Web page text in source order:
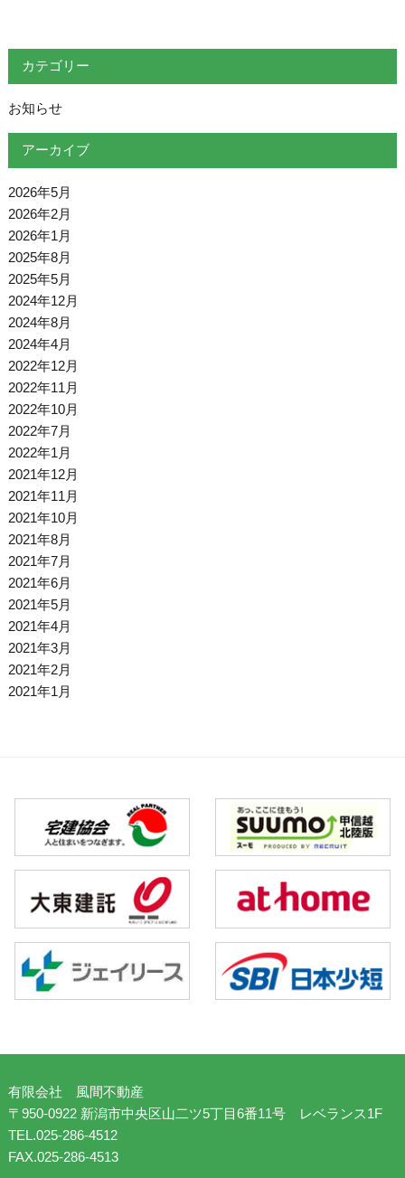
カテゴリー
お知らせ
アーカイブ
2026年5月
2026年2月
2026年1月
2025年8月
2025年5月
2024年12月
2024年8月
2024年4月
2022年12月
2022年11月
2022年10月
2022年7月
2022年1月
2021年12月
2021年11月
2021年10月
2021年8月
2021年7月
2021年6月
2021年5月
2021年4月
2021年3月
2021年2月
2021年1月
有限会社 風間不動産
〒950-0922 新潟市中央区山二ツ5丁目6番11号 レベランス1F
TEL.025-286-4512
FAX.025-286-4513